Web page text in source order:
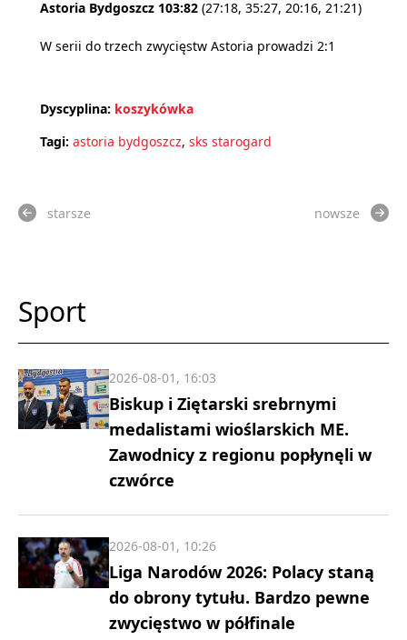
Astoria Bydgoszcz 103:82 (27:18, 35:27, 20:16, 21:21)
W serii do trzech zwycięstw Astoria prowadzi 2:1
Dyscyplina: koszykówka
Tagi: astoria bydgoszcz, sks starogard
starsze nowsze
Sport
Biskup i Ziętarski srebrnymi
medalistami wioślarskich ME.
Zawodnicy z regionu popłynęli w
czwórce
2026-08-01, 16:03
Liga Narodów 2026: Polacy staną
do obrony tytułu. Bardzo pewne
zwycięstwo w półfinale
2026-08-01, 10:26